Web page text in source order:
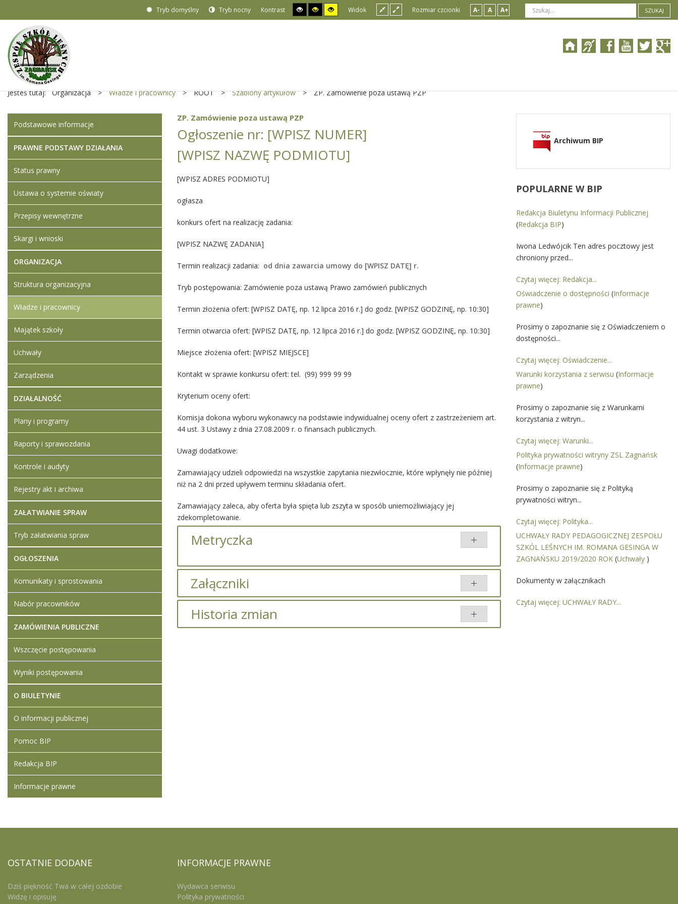
Tryb domyślny Tryb nocny Kontrast Widok Rozmiar czcionki A- A A+ SZUKAJ
Jesteś tutaj: Organizacja > Władze i pracownicy > ROOT > Szablony artykułów > ZP. Zamówienie poza ustawą PZP
ZP. Zamówienie poza ustawą PZP
Ogłoszenie nr: [WPISZ NUMER]
[WPISZ NAZWĘ PODMIOTU]
[WPISZ ADRES PODMIOTU]
ogłasza
konkurs ofert na realizację zadania:
[WPISZ NAZWĘ ZADANIA]
Termin realizacji zadania: od dnia zawarcia umowy do [WPISZ DATĘ] r.
Tryb postępowania: Zamówienie poza ustawą Prawo zamówień publicznych
Termin złożenia ofert: [WPISZ DATĘ, np. 12 lipca 2016 r.] do godz. [WPISZ GODZINĘ, np. 10:30]
Termin otwarcia ofert: [WPISZ DATĘ, np. 12 lipca 2016 r.] do godz. [WPISZ GODZINĘ, np. 10:30]
Miejsce złożenia ofert: [WPISZ MIEJSCE]
Kontakt w sprawie konkursu ofert: tel. (99) 999 99 99
Kryterium oceny ofert:
Komisja dokona wyboru wykonawcy na podstawie indywidualnej oceny ofert z zastrzeżeniem art.
44 ust. 3 Ustawy z dnia 27.08.2009 r. o finansach publicznych.
Uwagi dodatkowe:
Zamawiający udzieli odpowiedzi na wszystkie zapytania niezwłocznie, które wpłynęły nie później
niż na 2 dni przed upływem terminu składania ofert.
Zamawiający zaleca, aby oferta była spięta lub zszyta w sposób uniemożliwiający jej
zdekompletowanie.
Metryczka
Załączniki
Brak załączników.
Historia zmian
Podstawowe informacje
PRAWNE PODSTAWY DZIAŁANIA
Status prawny
Ustawa o systemie oświaty
Przepisy wewnętrzne
Skargi i wnioski
ORGANIZACJA
Struktura organizacyjna
Władze i pracownicy
Majątek szkoły
Uchwały
Zarządzenia
DZIAŁALNOŚĆ
Plany i programy
Raporty i sprawozdania
Kontrole i audyty
Rejestry akt i archiwa
ZAŁATWIANIE SPRAW
Tryb załatwiania spraw
OGŁOSZENIA
Komunikaty i sprostowania
Nabór pracowników
ZAMÓWIENIA PUBLICZNE
Wszczęcie postępowania
Wyniki postępowania
O BIULETYNIE
O informacji publicznej
Pomoc BIP
Redakcja BIP
Informacje prawne
Archiwum BIP
POPULARNE W BIP
Redakcja Biuletynu Informacji Publicznej
(Redakcja BIP)
Iwona Ledwójcik Ten adres pocztowy jest
chroniony przed...
Czytaj więcej: Redakcja...
Oświadczenie o dostępności (Informacje
prawne)
Prosimy o zapoznanie się z Oświadczeniem o
dostępności...
Czytaj więcej: Oświadczenie...
Warunki korzystania z serwisu (Informacje
prawne)
Prosimy o zapoznanie się z Warunkami
korzystania z witryn...
Czytaj więcej: Warunki...
Polityka prywatności witryny ZSL Zagnańsk
(Informacje prawne)
Prosimy o zapoznanie się z Polityką
prywatności witryn...
Czytaj więcej: Polityka...
UCHWAŁY RADY PEDAGOGICZNEJ ZESPOŁU
SZKÓL LEŚNYCH IM. ROMANA GESINGA W
ZAGNAŃSKU 2019/2020 ROK (Uchwały )
Dokumenty w załącznikach
Czytaj więcej: UCHWAŁY RADY...
OSTATNIE DODANE
Dziś piękność Twa w całej ozdobie
Widzę i opisuję
INFORMACJE PRAWNE
Wydawca serwisu
Polityka prywatności